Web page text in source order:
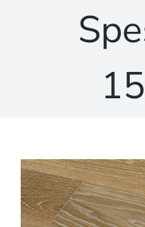
Ingrandisci
immagine